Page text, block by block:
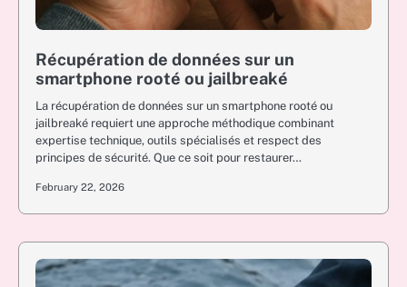
Récupération de données sur un
smartphone rooté ou jailbreaké
La récupération de données sur un smartphone rooté ou
jailbreaké requiert une approche méthodique combinant
expertise technique, outils spécialisés et respect des
principes de sécurité. Que ce soit pour restaurer…
February 22, 2026